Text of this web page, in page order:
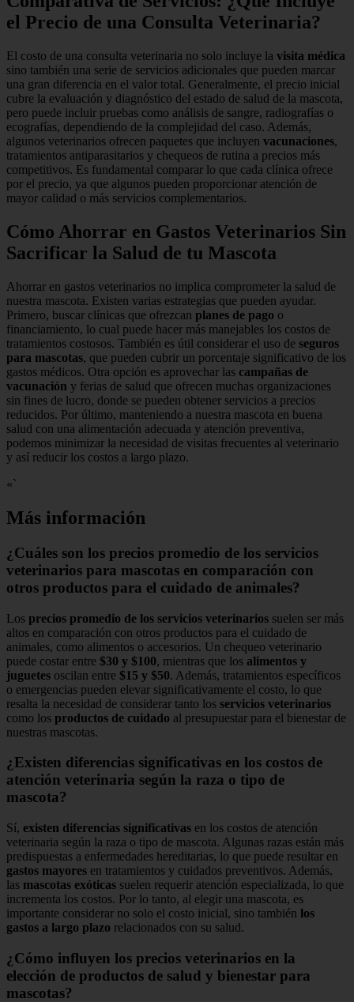
el Precio de una Consulta Veterinaria?
El costo de una consulta veterinaria no solo incluye la visita médica
sino también una serie de servicios adicionales que pueden marcar
una gran diferencia en el valor total. Generalmente, el precio inicial
cubre la evaluación y diagnóstico del estado de salud de la mascota,
pero puede incluir pruebas como análisis de sangre, radiografías o
ecografías, dependiendo de la complejidad del caso. Además,
algunos veterinarios ofrecen paquetes que incluyen vacunaciones,
tratamientos antiparasitarios y chequeos de rutina a precios más
competitivos. Es fundamental comparar lo que cada clínica ofrece
por el precio, ya que algunos pueden proporcionar atención de
mayor calidad o más servicios complementarios.
Cómo Ahorrar en Gastos Veterinarios Sin
Sacrificar la Salud de tu Mascota
Ahorrar en gastos veterinarios no implica comprometer la salud de
nuestra mascota. Existen varias estrategias que pueden ayudar.
Primero, buscar clínicas que ofrezcan planes de pago o
financiamiento, lo cual puede hacer más manejables los costos de
tratamientos costosos. También es útil considerar el uso de seguros
para mascotas, que pueden cubrir un porcentaje significativo de los
gastos médicos. Otra opción es aprovechar las campañas de
vacunación y ferias de salud que ofrecen muchas organizaciones
sin fines de lucro, donde se pueden obtener servicios a precios
reducidos. Por último, manteniendo a nuestra mascota en buena
salud con una alimentación adecuada y atención preventiva,
podemos minimizar la necesidad de visitas frecuentes al veterinario
y así reducir los costos a largo plazo.
«`
Más información
¿Cuáles son los precios promedio de los servicios
veterinarios para mascotas en comparación con
otros productos para el cuidado de animales?
Los precios promedio de los servicios veterinarios suelen ser más
altos en comparación con otros productos para el cuidado de
animales, como alimentos o accesorios. Un chequeo veterinario
puede costar entre $30 y $100, mientras que los alimentos y
juguetes oscilan entre $15 y $50. Además, tratamientos específicos
o emergencias pueden elevar significativamente el costo, lo que
resalta la necesidad de considerar tanto los servicios veterinarios
como los productos de cuidado al presupuestar para el bienestar de
nuestras mascotas.
¿Existen diferencias significativas en los costos de
atención veterinaria según la raza o tipo de
mascota?
Sí, existen diferencias significativas en los costos de atención
veterinaria según la raza o tipo de mascota. Algunas razas están más
predispuestas a enfermedades hereditarias, lo que puede resultar en
gastos mayores en tratamientos y cuidados preventivos. Además,
las mascotas exóticas suelen requerir atención especializada, lo que
incrementa los costos. Por lo tanto, al elegir una mascota, es
importante considerar no solo el costo inicial, sino también los
gastos a largo plazo relacionados con su salud.
¿Cómo influyen los precios veterinarios en la
elección de productos de salud y bienestar para
mascotas?